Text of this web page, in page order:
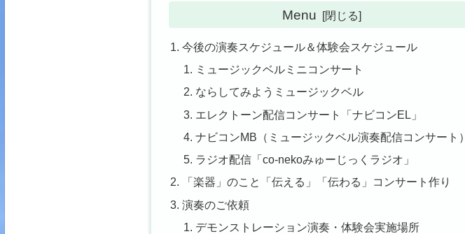
Menu
今後の演奏スケジュール＆体験会スケジュール
ミュージックベルミニコンサート
ならしてみようミュージックベル
エレクトーン配信コンサート「ナビコンEL」
ナビコンMB（ミュージックベル演奏配信コンサート）
ラジオ配信「co-nekoみゅーじっくラジオ」
「楽器」のこと「伝える」「伝わる」コンサート作り
演奏のご依頼
デモンストレーション演奏・体験会実施場所